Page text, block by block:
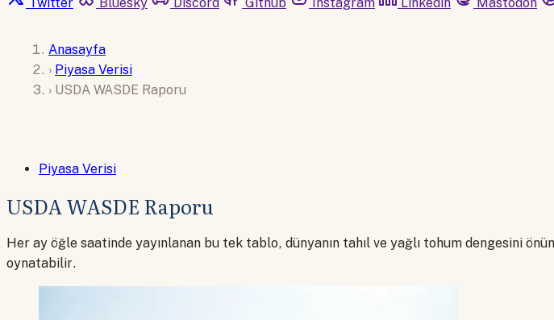
Anasayfa
› Piyasa Verisi
› USDA WASDE Raporu
Piyasa Verisi
USDA WASDE Raporu
Her ay öğle saatinde yayınlanan bu tek tablo, dünyanın tahıl ve yağlı tohum dengesini
oynatabilir.